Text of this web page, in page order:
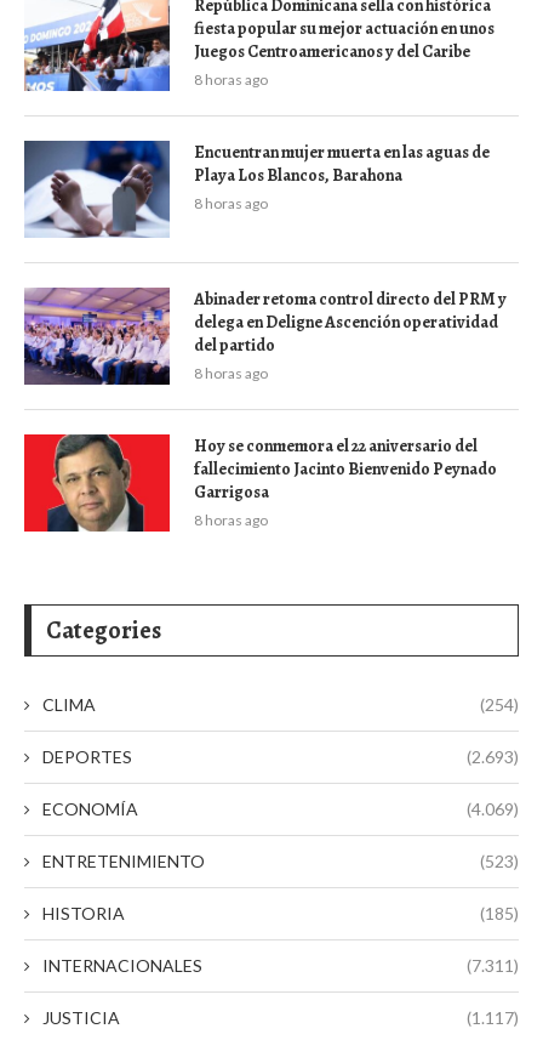
República Dominicana sella con histórica
fiesta popular su mejor actuación en unos
Juegos Centroamericanos y del Caribe
8 horas ago
Encuentran mujer muerta en las aguas de
Playa Los Blancos, Barahona
8 horas ago
Abinader retoma control directo del PRM y
delega en Deligne Ascención operatividad
del partido
8 horas ago
Hoy se conmemora el 22 aniversario del
fallecimiento Jacinto Bienvenido Peynado
Garrigosa
8 horas ago
Categories
CLIMA (254)
DEPORTES (2.693)
ECONOMÍA (4.069)
ENTRETENIMIENTO (523)
HISTORIA (185)
INTERNACIONALES (7.311)
JUSTICIA (1.117)